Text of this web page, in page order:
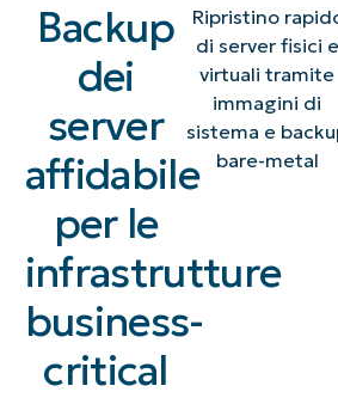
Backup
dei
server
affidabile
per le
infrastrutture
business-
critical
Ripristino
di server fisici e
virtuali tramite
immagini di
sistema e
bare-metal